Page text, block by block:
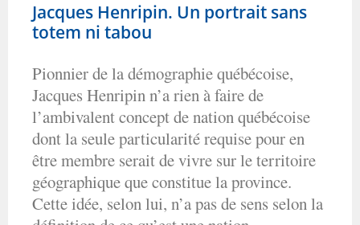
Jacques Henripin. Un portrait sans
totem ni tabou
Pionnier de la démographie québécoise,
Jacques Henripin n’a rien à faire de
l’ambivalent concept de nation québécoise
dont la seule particularité requise pour en
être membre serait de vivre sur le territoire
géographique que constitue la province.
Cette idée, selon lui, n’a pas de sens selon la